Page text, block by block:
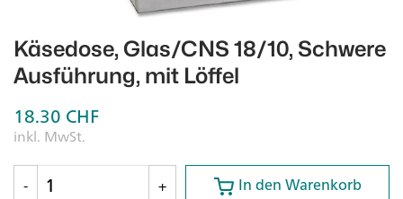
Käsedose, Glas/CNS 18/10, Schwere
Ausführung, mit Löffel
18.30 CHF
inkl. MwSt.
-
+ In den Warenkorb
In den Warenkorb